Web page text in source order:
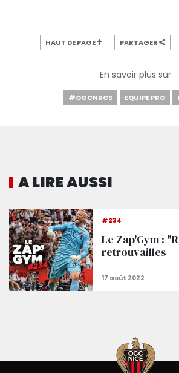
HAUT DE PAGE PARTAGER
En savoir plus sur
#OGCNRCS EQUIPE PRO
A LIRE AUSSI
#234
Le Zap'Gym :
retrouvailles
La conf' après Nice 1-1